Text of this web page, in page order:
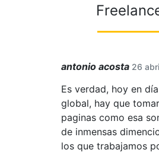
antonio acosta 26
Es verdad, hoy en
global, hay que
paginas como esa
de inmensas
los que trabajamos